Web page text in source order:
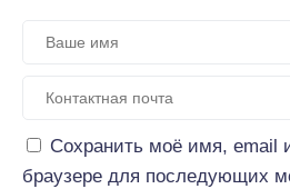
Сохранить моё имя, email
браузере для последующих